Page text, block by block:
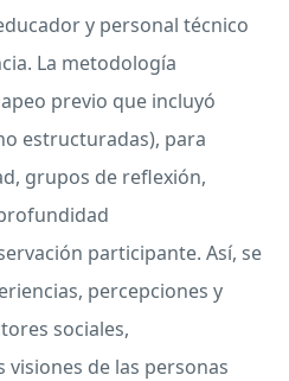
y personal técnico
La metodología
previo que incluyó
estructuradas), para
grupos de reflexión,
participante. Así, se
percepciones y
sociales,
de las personas